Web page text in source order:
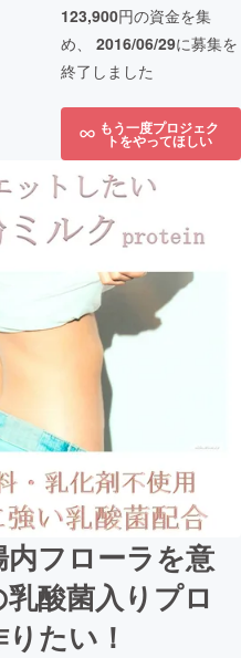
123,900円の資金を集
め、 2016/06/29に募集を
終了しました
もう一度プロジェク
トをやってほしい
フローラを意
酸菌入りプロ
たい！